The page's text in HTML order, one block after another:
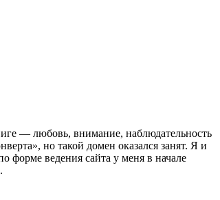
— любовь, внимание, наблюдательность
но такой домен оказался занят. Я и
форме ведения сайта у меня в начале